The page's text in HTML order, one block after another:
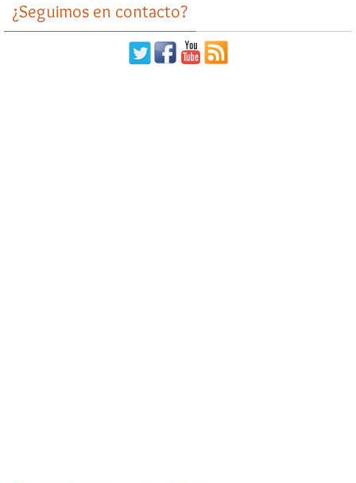
¿Seguimos en contacto?